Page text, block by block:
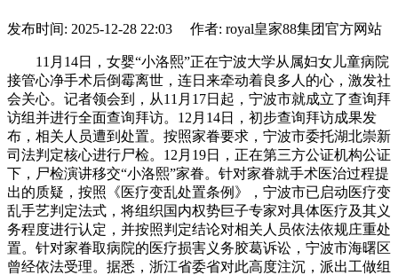
发布时间: 2025-12-28 22:03 作者: royal皇家88集团官方网站
11月14日，女婴“小洛熙”正在宁波大学从属妇女儿童病院
接管心净手术后倒霉离世，连日来牵动着良多人的心，激发社
会关心。记者领会到，从11月17日起，宁波市就成立了查询拜
访组并进行全面查询拜访。12月14日，初步查询拜访成果发
布，相关人员遭到处置。按照家眷要求，宁波市委托湖北崇新
司法判定核心进行尸检。12月19日，正在第三方公证机构公证
下，尸检演讲移交“小洛熙”家眷。针对家眷就手术医治过程提
出的质疑，按照《医疗变乱处置条例》，宁波市已启动医疗变
乱手艺判定法式，将组织国内权势巨子专家对具体医疗及其义
务程度进行认定，并按照判定结论对相关人员依法依规庄重处
置。针对家眷取病院的医疗损害义务胶葛诉讼，宁波市海曙区
曾经依法受理。据悉，浙江省委省对此高度注沉，派出工做组